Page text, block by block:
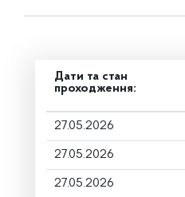
Дати та стан
проходження:
27.05.2026
27.05.2026
27.05.2026